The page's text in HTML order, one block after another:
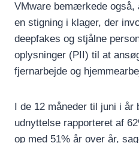
VMware bemærkede også,
en stigning i klager, der
deepfakes og stjålne
oplysninger (PII) til at
fjernarbejde og
I de 12 måneder til juni i år
udnyttelse rapporteret af
op med 51% år over år,